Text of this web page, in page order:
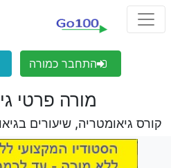
התחבר כמורה
מורה פרטי
קורס גיאומטריה, שיעורים